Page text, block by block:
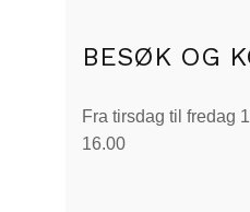
BESØK OG
Fra tirsdag til fredag
16.00